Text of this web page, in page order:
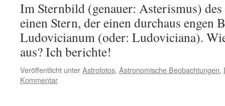
Im Sternbild (genauer: Asterismus)
einen Stern, der einen durchaus engen
Ludovicianum (oder: Ludoviciana).
aus? Ich berichte!
Veröffentlicht unterAstrofotos, Astronomische Beobachtungen,
Kommentar